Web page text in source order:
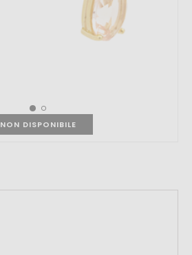
NON DISPONIBILE